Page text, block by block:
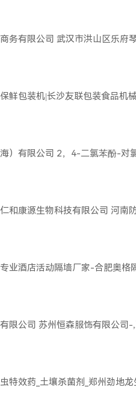
商务有限公司 武汉市洪山区乐府
保鲜包装机|长沙友联包装食品机
海）有限公司 2，4-二氯苯酚-对
仁和康源生物科技有限公司 河南
专业酒店活动隔墙厂家-合肥奥格
有限公司 苏州恒森服饰有限公司-
虫特效药_土壤杀菌剂_郑州劲地